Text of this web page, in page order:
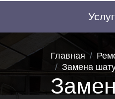
Главная
Замена